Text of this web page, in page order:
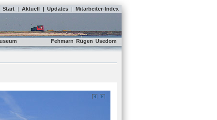
Start | Aktuell | Updates | Mitarbeiter-Index
Fehmarn Rügen Usedom